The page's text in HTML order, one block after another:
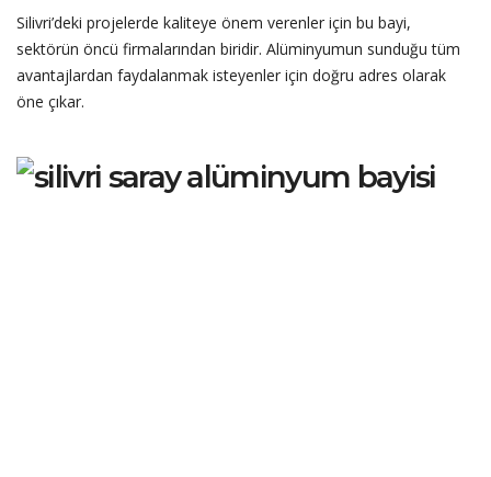
Silivri’deki projelerde kaliteye önem verenler için bu bayi,
sektörün öncü firmalarından biridir. Alüminyumun sunduğu tüm
avantajlardan faydalanmak isteyenler için doğru adres olarak
öne çıkar.